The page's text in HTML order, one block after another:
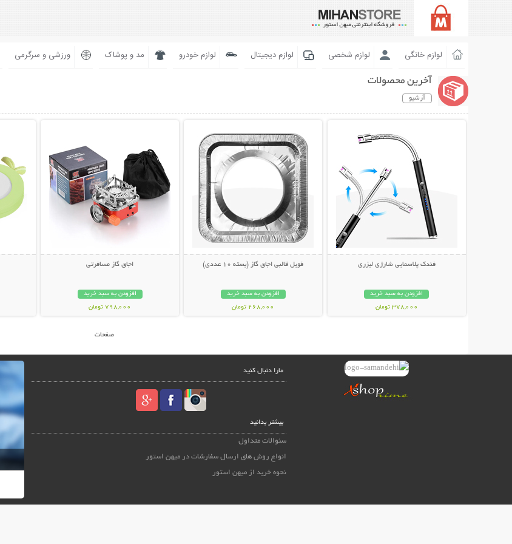
لوازم خانگی لوازم شخصی لوازم دیجیتال لوازم خودرو مد و پوشاک ورزشی و سرگرمی
آخرین محصولات
آرشیو
فندک پلاسمایی شارژی لیزری
افزودن به سبد خرید
378,000 تومان
فویل قالبی اجاق گاز (بسته 10 عددی)
افزودن به سبد خرید
268,000 تومان
اجاق گاز مسافرتی
افزودن به سبد خرید
798,000 تومان
صفحات
مارا دنبال کنید
بیشتر بدانید
سئوالات متداول
انواع روش های ارسال سفارشات در میهن استور
نحوه خرید از میهن استور